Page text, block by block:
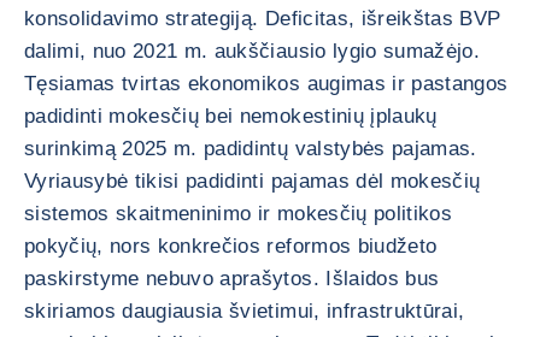
konsolidavimo strategiją. Deficitas, išreikštas BVP
dalimi, nuo 2021 m. aukščiausio lygio sumažėjo.
Tęsiamas tvirtas ekonomikos augimas ir pastangos
padidinti mokesčių bei nemokestinių įplaukų
surinkimą 2025 m. padidintų valstybės pajamas.
Vyriausybė tikisi padidinti pajamas dėl mokesčių
sistemos skaitmeninimo ir mokesčių politikos
pokyčių, nors konkrečios reformos biudžeto
paskirstyme nebuvo aprašytos. Išlaidos bus
skiriamos daugiausia švietimui, infrastruktūrai,